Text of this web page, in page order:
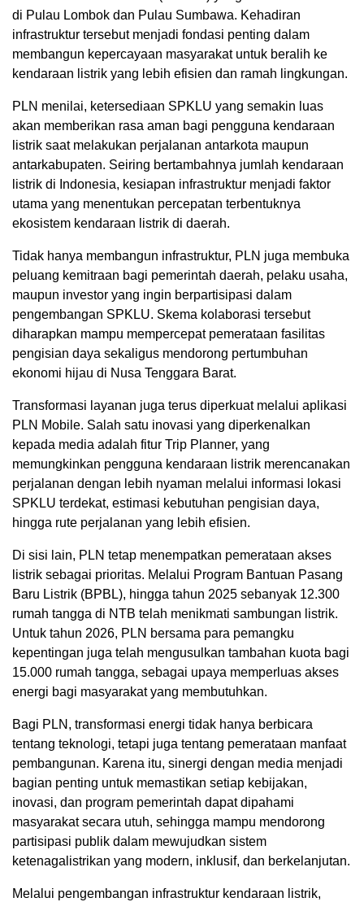
di Pulau Lombok dan Pulau Sumbawa. Kehadiran
infrastruktur tersebut menjadi fondasi penting dalam
membangun kepercayaan masyarakat untuk beralih ke
kendaraan listrik yang lebih efisien dan ramah lingkungan.
PLN menilai, ketersediaan SPKLU yang semakin luas
akan memberikan rasa aman bagi pengguna kendaraan
listrik saat melakukan perjalanan antarkota maupun
antarkabupaten. Seiring bertambahnya jumlah kendaraan
listrik di Indonesia, kesiapan infrastruktur menjadi faktor
utama yang menentukan percepatan terbentuknya
ekosistem kendaraan listrik di daerah.
Tidak hanya membangun infrastruktur, PLN juga membuka
peluang kemitraan bagi pemerintah daerah, pelaku usaha,
maupun investor yang ingin berpartisipasi dalam
pengembangan SPKLU. Skema kolaborasi tersebut
diharapkan mampu mempercepat pemerataan fasilitas
pengisian daya sekaligus mendorong pertumbuhan
ekonomi hijau di Nusa Tenggara Barat.
Transformasi layanan juga terus diperkuat melalui aplikasi
PLN Mobile. Salah satu inovasi yang diperkenalkan
kepada media adalah fitur Trip Planner, yang
memungkinkan pengguna kendaraan listrik merencanakan
perjalanan dengan lebih nyaman melalui informasi lokasi
SPKLU terdekat, estimasi kebutuhan pengisian daya,
hingga rute perjalanan yang lebih efisien.
Di sisi lain, PLN tetap menempatkan pemerataan akses
listrik sebagai prioritas. Melalui Program Bantuan Pasang
Baru Listrik (BPBL), hingga tahun 2025 sebanyak 12.300
rumah tangga di NTB telah menikmati sambungan listrik.
Untuk tahun 2026, PLN bersama para pemangku
kepentingan juga telah mengusulkan tambahan kuota bagi
15.000 rumah tangga, sebagai upaya memperluas akses
energi bagi masyarakat yang membutuhkan.
Bagi PLN, transformasi energi tidak hanya berbicara
tentang teknologi, tetapi juga tentang pemerataan manfaat
pembangunan. Karena itu, sinergi dengan media menjadi
bagian penting untuk memastikan setiap kebijakan,
inovasi, dan program pemerintah dapat dipahami
masyarakat secara utuh, sehingga mampu mendorong
partisipasi publik dalam mewujudkan sistem
ketenagalistrikan yang modern, inklusif, dan berkelanjutan.
Melalui pengembangan infrastruktur kendaraan listrik,